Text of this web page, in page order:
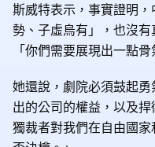
斯威特表示，事實證明
勢、子虛烏有」，也沒有
「你們需要展現出一點
她還說，劇院必須鼓起
出的公司的權益，以及
獨裁者對我們在自由國